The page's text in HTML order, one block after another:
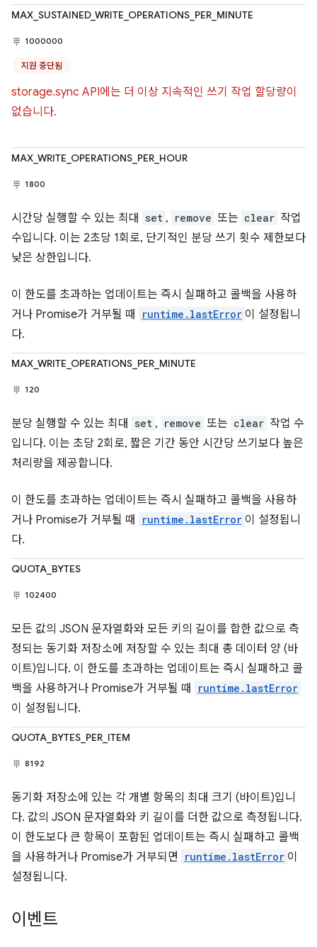
MAX_SUSTAINED_WRITE_OPERATIONS_PER_MINUTE
1000000
지원 중단됨
storage.sync API에는 더 이상 지속적인 쓰기 작업 할당량이
없습니다.
MAX_WRITE_OPERATIONS_PER_HOUR
1800
시간당 실행할 수 있는 최대 set , remove 또는 clear 작업
수입니다. 이는 2초당 1회로, 단기적인 분당 쓰기 횟수 제한보다
낮은 상한입니다.
이 한도를 초과하는 업데이트는 즉시 실패하고 콜백을 사용하
거나 Promise가 거부될 때
runtime.lastError 이 설정됩니
다.
MAX_WRITE_OPERATIONS_PER_MINUTE
120
분당 실행할 수 있는 최대 set , remove 또는 clear 작업 수
입니다. 이는 초당 2회로, 짧은 기간 동안 시간당 쓰기보다 높은
처리량을 제공합니다.
이 한도를 초과하는 업데이트는 즉시 실패하고 콜백을 사용하
거나 Promise가 거부될 때
runtime.lastError 이 설정됩니
다.
QUOTA_BYTES
102400
모든 값의 JSON 문자열화와 모든 키의 길이를 합한 값으로 측
정되는 동기화 저장소에 저장할 수 있는 최대 총 데이터 양 (바
이트)입니다. 이 한도를 초과하는 업데이트는 즉시 실패하고 콜
백을 사용하거나 Promise가 거부될 때
runtime.lastError
이 설정됩니다.
QUOTA_BYTES_PER_ITEM
8192
동기화 저장소에 있는 각 개별 항목의 최대 크기 (바이트)입니
다. 값의 JSON 문자열화와 키 길이를 더한 값으로 측정됩니다.
이 한도보다 큰 항목이 포함된 업데이트는 즉시 실패하고 콜백
을 사용하거나 Promise가 거부되면
runtime.lastError 이
설정됩니다.
이벤트